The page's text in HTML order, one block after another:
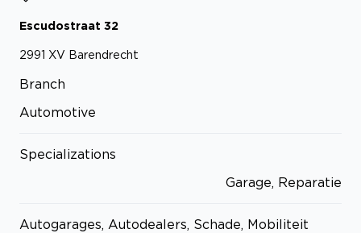
Escudostraat 32
2991 XV Barendrecht
Branch
Automotive
Specializations
Garage, Reparatie
Autogarages, Autodealers, Schade, Mobiliteit